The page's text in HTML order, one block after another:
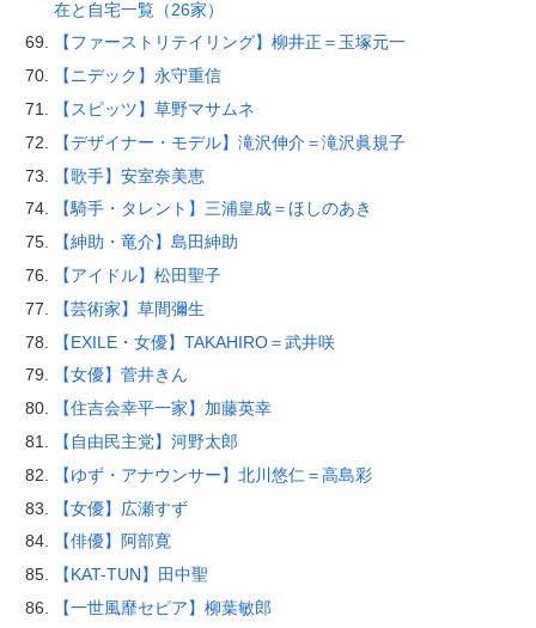
在と自宅一覧（26家）
【ファーストリテイリング】柳井正＝玉塚元一
【ニデック】永守重信
【スピッツ】草野マサムネ
【デザイナー・モデル】滝沢伸介＝滝沢眞規子
【歌手】安室奈美恵
【騎手・タレント】三浦皇成＝ほしのあき
【紳助・竜介】島田紳助
【アイドル】松田聖子
【芸術家】草間彌生
【EXILE・女優】TAKAHIRO＝武井咲
【女優】菅井きん
【住吉会幸平一家】加藤英幸
【自由民主党】河野太郎
【ゆず・アナウンサー】北川悠仁＝高島彩
【女優】広瀬すず
【俳優】阿部寛
【KAT-TUN】田中聖
【一世風靡セピア】柳葉敏郎